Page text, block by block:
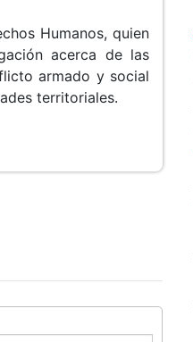
Humanos, quien
acerca de las
armado y social
territoriales.